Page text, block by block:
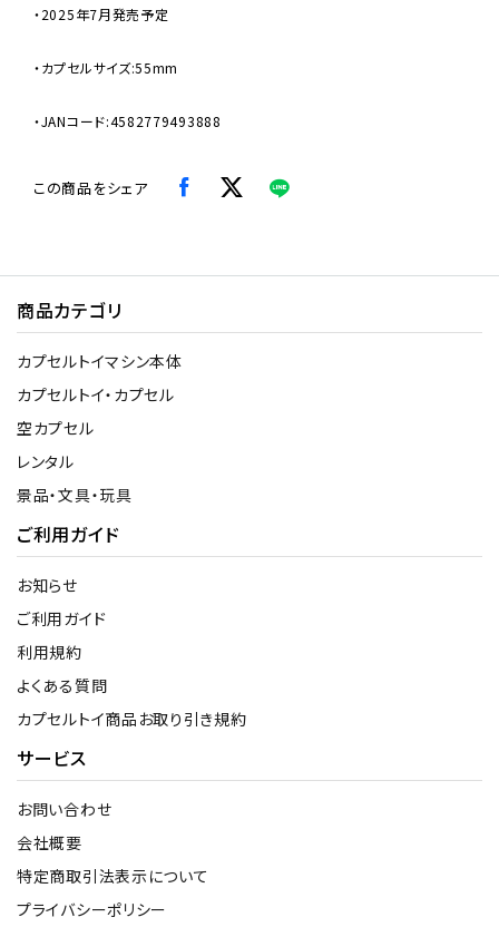
・2025年7月発売予定
・カプセルサイズ:55mm
・JANコード:4582779493888
この商品をシェア
商品カテゴリ
カプセルトイマシン本体
カプセルトイ・カプセル
空カプセル
レンタル
景品・文具・玩具
ご利用ガイド
お知らせ
ご利用ガイド
利用規約
よくある質問
カプセルトイ商品お取り引き規約
サービス
お問い合わせ
会社概要
特定商取引法表示について
プライバシーポリシー